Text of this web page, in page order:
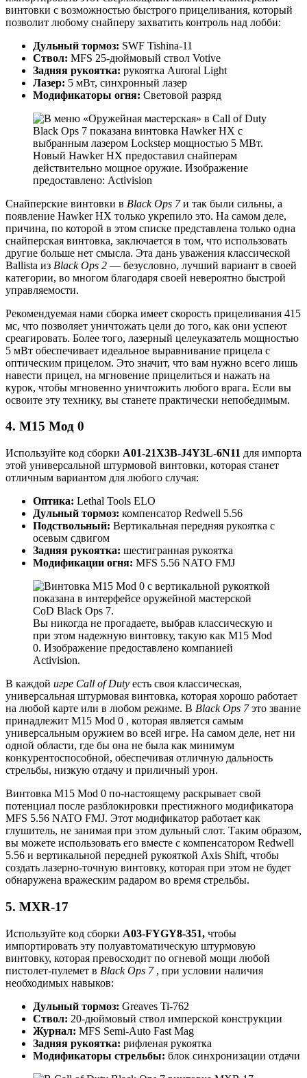
винтовки с возможностью быстрого прицеливания, который
позволит любому снайперу захватить контроль над лобби:
Дульный тормоз: SWF Tishina-11
Ствол: MFS 25-дюймовый ствол Votive
Задняя рукоятка: рукоятка Auroral Light
Лазер: 5 мВт, синхронный лазер
Модификаторы огня: Световой разряд
Новый Hawker HX предоставил снайперам
действительно мощное оружие. Изображение
предоставлено: Activision
Снайперские винтовки в Black Ops 7и так были сильны, а
появление Hawker HX только укрепило это. На самом деле,
причина, по которой в этом списке представлена ​​только одна
снайперская винтовка, заключается в том, что использовать
другие больше нет смысла. Эта дань уважения классической
Ballista из Black Ops 2 — безусловно, лучший вариант в своей
категории, во многом благодаря своей невероятно быстрой
управляемости.
Рекомендуемая нами сборка имеет скорость прицеливания 415
мс, что позволяет уничтожать цели до того, как они успеют
среагировать. Более того, лазерный целеуказатель мощностью
5 мВт обеспечивает идеальное выравнивание прицела с
оптическим прицелом. Это значит, что вам нужно всего лишь
навести прицел, на мгновение прицелиться и нажать на
курок, чтобы мгновенно уничтожить любого врага. Если вы
освоите эту технику, вы станете практически непобедимым.
4. M15 Мод 0
Используйте код сборки A01-21X3B-J4Y3L-6N11 для импорта
этой универсальной штурмовой винтовки, которая станет
отличным вариантом для любого случая:
Оптика: Lethal Tools ELO
Дульный тормоз: компенсатор Redwell 5.56
Подствольный: Вертикальная передняя рукоятка с
осевым сдвигом
Задняя рукоятка: шестигранная рукоятка
Модификации огня: MFS 5.56 NATO FMJ
Вы никогда не прогадаете, выбрав классическую и
при этом надежную винтовку, такую ​​как M15 Mod
0. Изображение предоставлено компанией
Activision.
В каждой игре Call of Duty есть своя классическая,
универсальная штурмовая винтовка, которая хорошо работает
на любой карте или в любом режиме. В Black Ops 7это звание
принадлежит M15 Mod 0 , которая является самым
универсальным оружием во всей игре. На самом деле, нет ни
одной области, где бы она не была как минимум
конкурентоспособной, обеспечивая отличную дальность
стрельбы, низкую отдачу и приличный урон.
Винтовка M15 Mod 0 по-настоящему раскрывает свой
потенциал после разблокировки престижного модификатора
MFS 5.56 NATO FMJ. Этот модификатор работает как
глушитель, не занимая при этом дульный слот. Таким образом,
вы можете использовать его вместе с компенсатором Redwell
5.56 и вертикальной передней рукояткой Axis Shift, чтобы
создать лазерно-точную винтовку, которая при этом не будет
обнаружена вражеским радаром во время стрельбы.
5. MXR-17
Используйте код сборки A03-FYGY8-351, чтобы
импортировать эту полуавтоматическую штурмовую
винтовку, которая превосходит по огневой мощи любой
пистолет-пулемет в Black Ops 7, при условии наличия
необходимых навыков:
Дульный тормоз: Greaves Ti-762
Ствол: 20-дюймовый ствол имперской конструкции
Журнал: MFS Semi-Auto Fast Mag
Задняя рукоятка: рифленая рукоятка
Модификаторы стрельбы: блок синхронизации отдачи